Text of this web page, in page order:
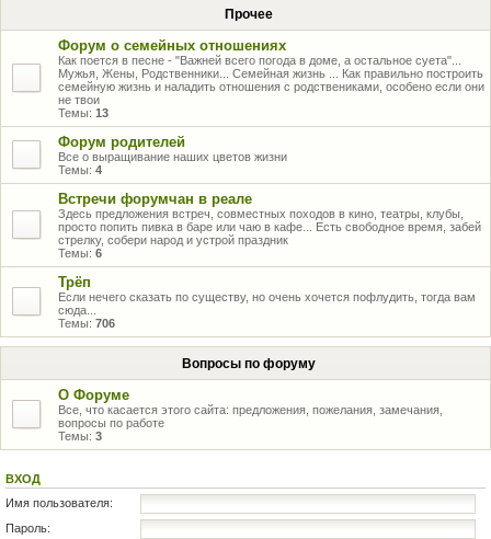
Прочее
Форум о семейных отношениях
Как поется в песне - "Важней всего погода в доме, а остальное суета"...
Мужья, Жены, Родственники... Семейная жизнь ... Как правильно построить
семейную жизнь и наладить отношения с родствениками, особено если они
не твои
Темы: 13
Форум родителей
Все о выращивание наших цветов жизни
Темы: 4
Встречи форумчан в реале
Здесь предложения встреч, совместных походов в кино, театры, клубы,
просто попить пивка в баре или чаю в кафе... Есть свободное время, забей
стрелку, собери народ и устрой праздник
Темы: 6
Трёп
Если нечего сказать по существу, но очень хочется пофлудить, тогда вам
сюда...
Темы: 706
Вопросы по форуму
О Форуме
Все, что касается этого сайта: предложения, пожелания, замечания,
вопросы по работе
Темы: 3
ВХОД
Имя пользователя:
Пароль: